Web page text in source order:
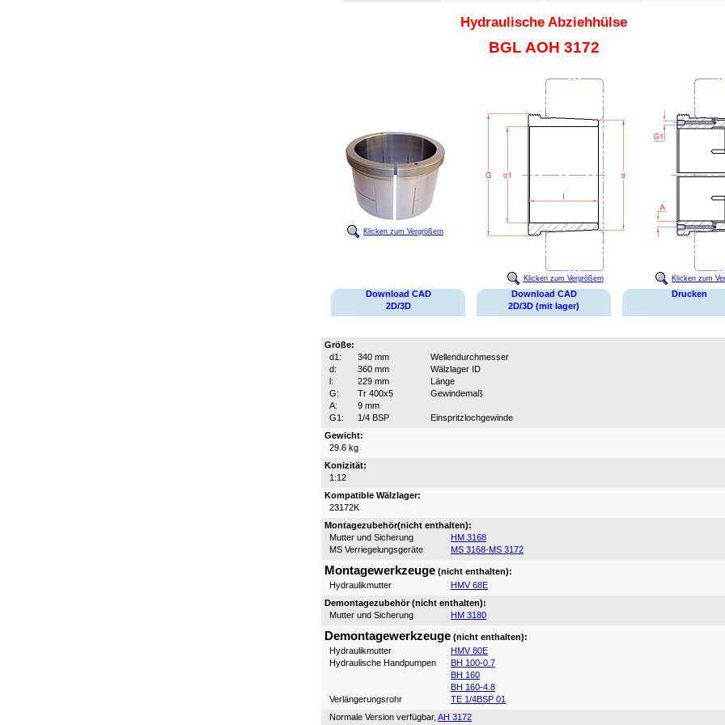
Hydraulische Abziehhülse
BGL AOH 3172
Klicken zum Vergrößern
Klicken zum Vergrößern Klicken zum
Download CAD
2D/3D
Download CAD
2D/3D (mit lager)
Drucken
Größe:
d1:
340 mm
Wellendurchmesser
d:
360 mm
Wälzlager ID
l:
229 mm
Länge
G:
Tr 400x5
Gewindemaß
A:
9 mm
G1:
1/4 BSP
Einspritzlochgewinde
Gewicht:
29.6 kg
Konizität:
1:12
Kompatible Wälzlager:
23172K
Montagezubehör(nicht enthalten):
Mutter und Sicherung
HM 3168
MS Verriegelungsgeräte
MS 3168-MS 3172
Montagewerkzeuge (nicht enthalten):
Hydraulikmutter
HMV 68E
Demontagezubehör (nicht enthalten):
Mutter und Sicherung
HM 3180
Demontagewerkzeuge (nicht enthalten):
Hydraulikmutter
HMV 80E
Hydraulische Handpumpen
BH 100-0.7
BH 160
BH 160-4.8
Verlängerungsrohr
TE 1/4BSP 01
Normale Version verfügbar, AH 3172